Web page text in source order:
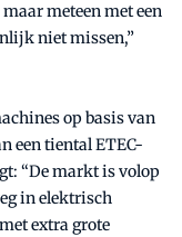
meteen met een
niet missen,”
op basis van
een tiental ETEC-
“De markt is volop
in elektrisch
extra grote